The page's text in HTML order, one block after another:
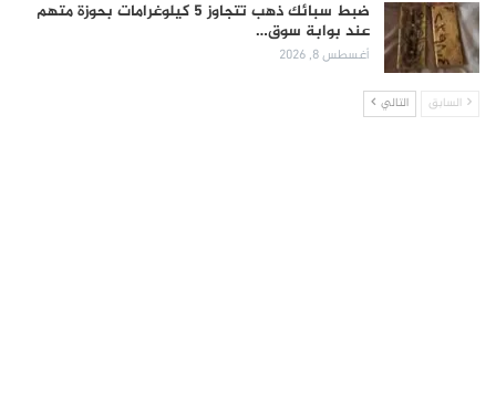
ضبط سبائك ذهب تتجاوز 5 كيلوغرامات بحوزة متهم
عند بوابة سوق…
أغسطس 8, 2026
السابق التالي